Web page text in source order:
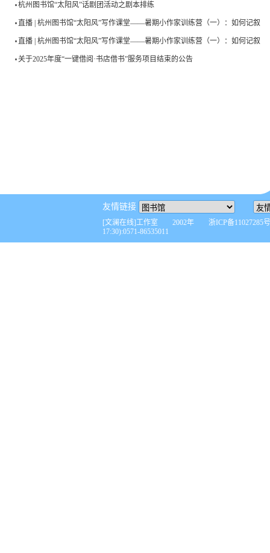
杭州图书馆“太阳风”话剧团活动之剧本排练
直播 | 杭州图书馆“太阳风”写作课堂——暑期小作家训练营（一）：如何记叙
直播 | 杭州图书馆“太阳风”写作课堂——暑期小作家训练营（一）：如何记叙
关于2025年度“一键借阅·书店借书”服务项目结束的公告
友情链接
[文澜在线]工作室 2002年 浙ICP备11027285
17:30):0571-86535011